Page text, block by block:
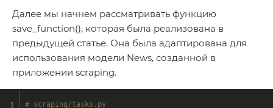
Далее мы начнем рассматривать функцию
save_function(), которая была реализована в
предыдущей статье. Она была адаптирована для
использования модели News, созданной в
приложении scraping.
# scraping/tasks.py